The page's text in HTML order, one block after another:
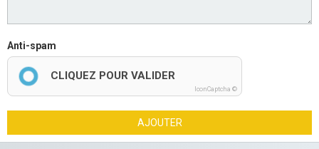
Anti-spam
CLIQUEZ POUR VALIDER
IconCaptcha ©
AJOUTER